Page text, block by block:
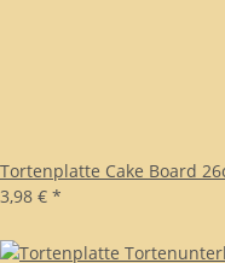
Tortenplatte Cake Board
3,98 € *